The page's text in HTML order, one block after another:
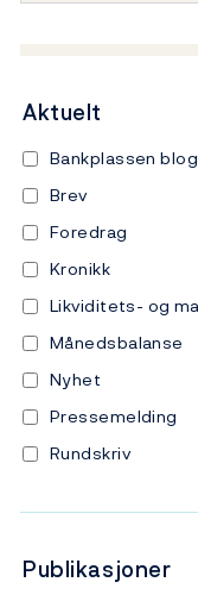
Aktuelt
Bankplassen
Brev
Foredrag
Kronikk
Likviditets- og
Månedsbalanse
Nyhet
Pressemelding
Rundskriv
Publikasjoner